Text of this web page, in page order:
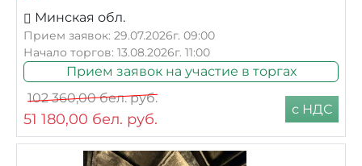
Минская обл.
Прием заявок: 29.07.2026г. 09:00
Начало торгов: 13.08.2026г. 11:00
Прием заявок на участие в торгах
102 360,00бел. руб.
51 180,00 бел. руб.
с НДС